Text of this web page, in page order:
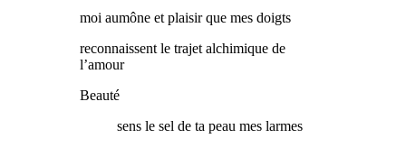
moi aumône et plaisir que mes doigts
reconnaissent le trajet alchimique de
l’amour
Beauté
sens le sel de ta peau mes larmes